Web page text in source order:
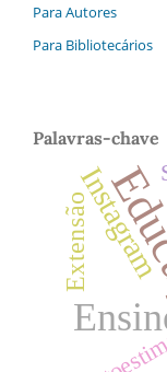
Para Autores
Para Bibliotecários
Palavras-chave
Instagram
Extensão